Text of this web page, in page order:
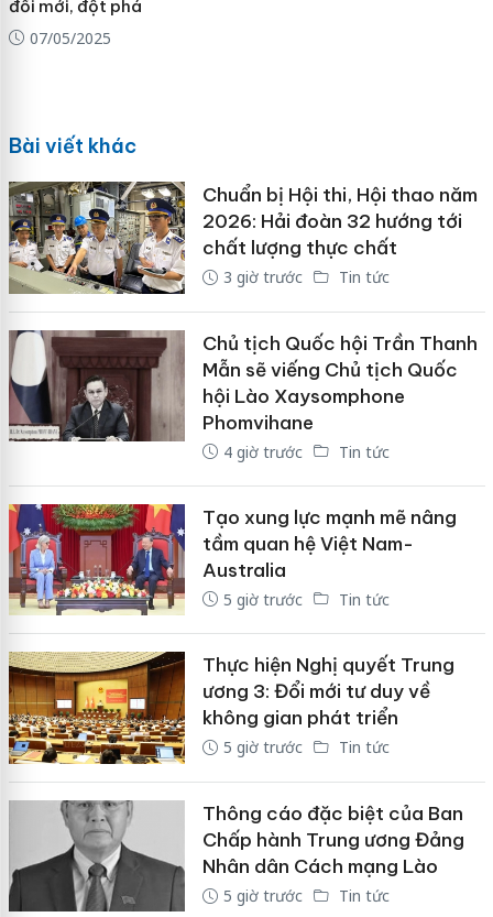
đổi mới, đột phá
07/05/2025
Bài viết khác
Chuẩn bị Hội thi, Hội thao năm
2026: Hải đoàn 32 hướng tới
chất lượng thực chất
3 giờ trước Tin tức
Chủ tịch Quốc hội Trần Thanh
Mẫn sẽ viếng Chủ tịch Quốc
hội Lào Xaysomphone
Phomvihane
4 giờ trước Tin tức
Tạo xung lực mạnh mẽ nâng
tầm quan hệ Việt Nam-
Australia
5 giờ trước Tin tức
Thực hiện Nghị quyết Trung
ương 3: Đổi mới tư duy về
không gian phát triển
5 giờ trước Tin tức
Thông cáo đặc biệt của Ban
Chấp hành Trung ương Đảng
Nhân dân Cách mạng Lào
5 giờ trước Tin tức